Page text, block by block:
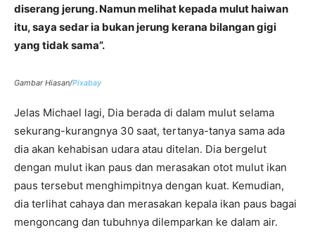
diserang jerung. Namun melihat kepada mulut haiwan
itu, saya sedar ia bukan jerung kerana bilangan gigi
yang tidak sama”.
Gambar Hiasan/Pixabay
Jelas Michael lagi, Dia berada di dalam mulut selama
sekurang-kurangnya 30 saat, tertanya-tanya sama ada
dia akan kehabisan udara atau ditelan. Dia bergelut
dengan mulut ikan paus dan merasakan otot mulut ikan
paus tersebut menghimpitnya dengan kuat. Kemudian,
dia terlihat cahaya dan merasakan kepala ikan paus bagai
mengoncang dan tubuhnya dilemparkan ke dalam air.